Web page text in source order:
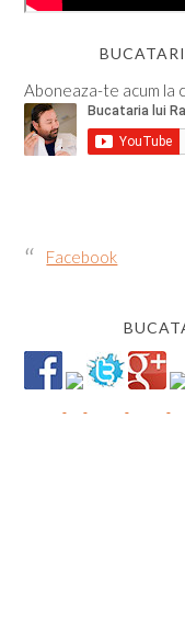
Aboneaza-te acum la
Facebook